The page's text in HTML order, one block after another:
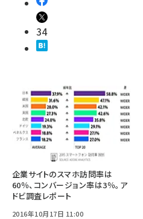
34
企業サイトのスマホ訪問率は
60％、コンバージョン率は3％。ア
ドビ調査レポート
2016年10月17日 11:00